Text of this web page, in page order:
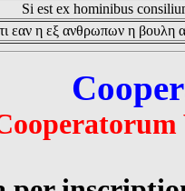
Si est ex hominibus
εαν η εξ ανθρωπων η βουλη